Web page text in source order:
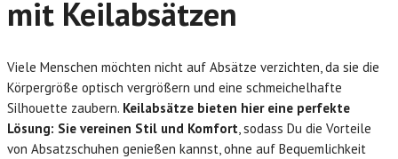
mit Keilabsätzen
Viele Menschen möchten nicht auf Absätze verzichten, da sie die
Körpergröße optisch vergrößern und eine schmeichelhafte
Silhouette zaubern. Keilabsätze bieten hier eine perfekte
Lösung: Sie vereinen Stil und Komfort , sodass Du die Vorteile
von Absatzschuhen genießen kannst, ohne auf Bequemlichkeit